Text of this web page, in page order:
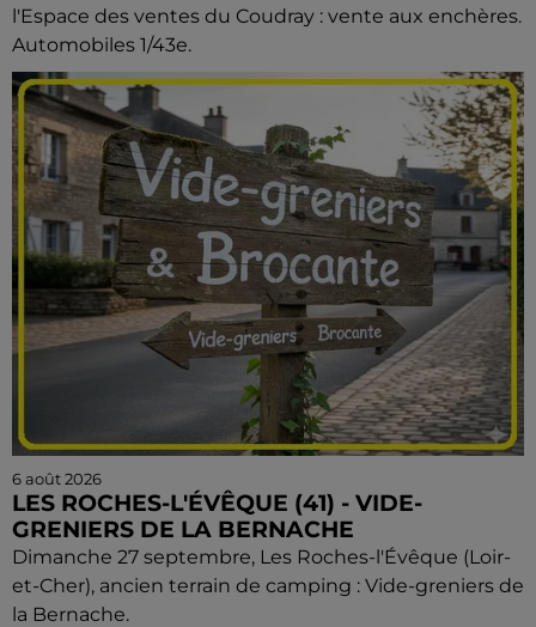
l'Espace des ventes du Coudray : vente aux enchères.
Automobiles 1/43e.
6 août 2026
LES ROCHES-L'ÉVÊQUE (41) - VIDE-
GRENIERS DE LA BERNACHE
Dimanche 27 septembre, Les Roches-l'Évêque (Loir-
et-Cher), ancien terrain de camping : Vide-greniers de
la Bernache.